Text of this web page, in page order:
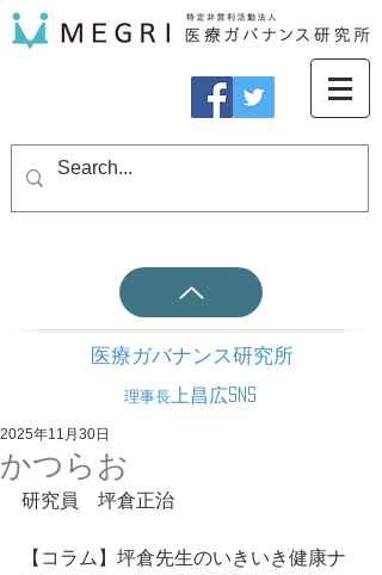
医療ガバナンス研究所
理事長 上昌広SNS
かつらお
2025年11月30日
研究員　坪倉正治
【コラム】坪倉先生のいきいき健康ナ